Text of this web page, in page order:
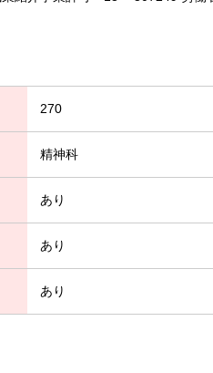
270
精神科
あり
あり
あり